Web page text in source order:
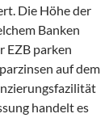
Die Höhe der
Banken
EZB parken
auf dem
handelt es